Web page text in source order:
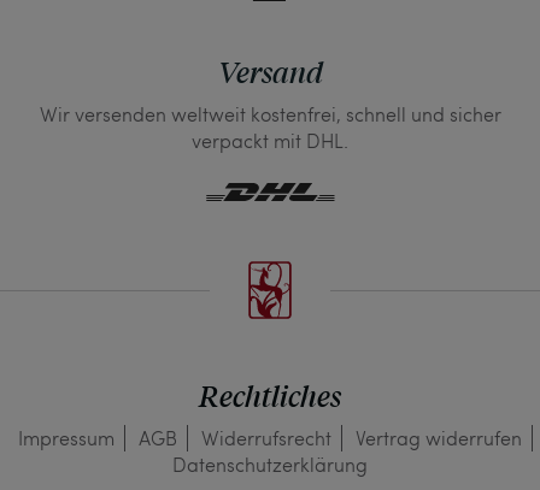
Versand
Wir versenden weltweit kostenfrei, schnell und sicher
verpackt mit DHL.
Rechtliches
Impressum AGB Widerrufs­recht
Vertrag widerrufen
Daten­schutz­erklärung